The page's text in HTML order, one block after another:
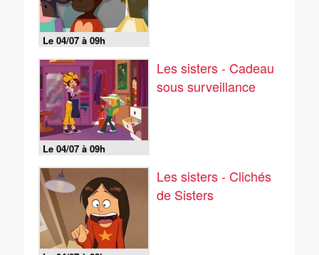
Le 04/07 à 09h
Le 04/07 à 09h
Les sisters - Cadeau
sous surveillance
Les sisters - Clichés
de Sisters